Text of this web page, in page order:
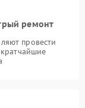
ремонт
провести